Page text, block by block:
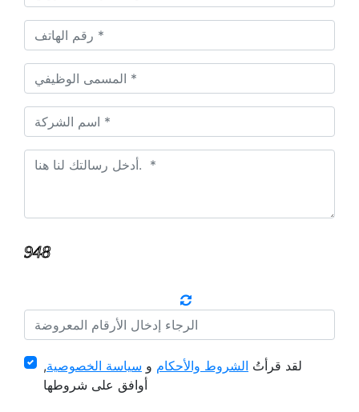
لقد قرأتُ الشروط والأحكام و سياسة الخصوصية,
أوافق على شروطها